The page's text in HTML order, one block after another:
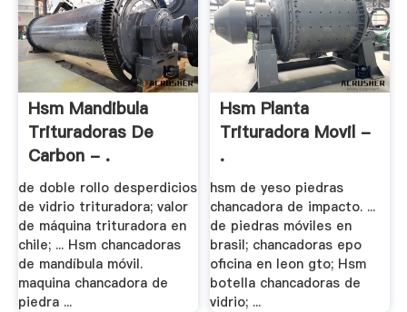
Hsm Mandibula
Trituradoras De
Carbon - .
de doble rollo desperdicios
de vidrio trituradora; valor
de máquina trituradora en
chile; ... Hsm chancadoras
de mandíbula móvil.
maquina chancadora de
piedra ...
Hsm Planta
Trituradora Movil -
.
hsm de yeso piedras
chancadora de impacto. ...
de piedras móviles en
brasil; chancadoras epo
oficina en leon gto; Hsm
botella chancadoras de
vidrio; ...